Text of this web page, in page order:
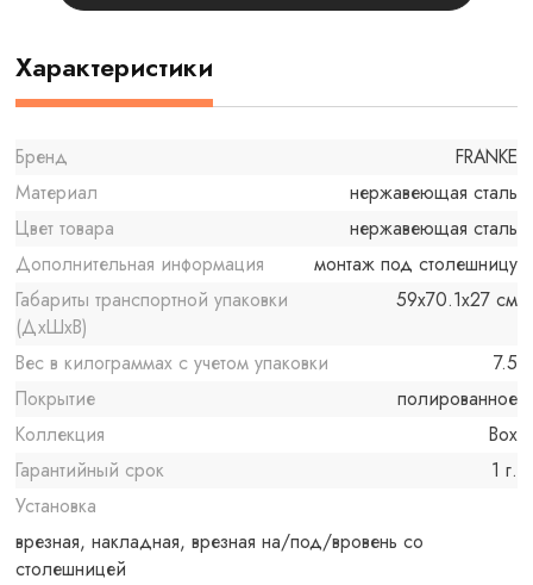
Характеристики
Бренд
FRANKE
Материал
нержавеющая сталь
Цвет товара
нержавеющая сталь
Дополнительная информация
монтаж под столешницу
Габариты транспортной упаковки
(ДхШхВ)
59x70.1x27 см
Вес в килограммах с учетом упаковки
7.5
Покрытие
полированное
Коллекция
Box
Гарантийный срок
1 г.
Установка
врезная, накладная, врезная на/под/вровень со
столешницей